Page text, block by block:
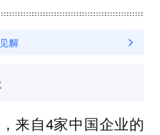
来自4家中国企业的